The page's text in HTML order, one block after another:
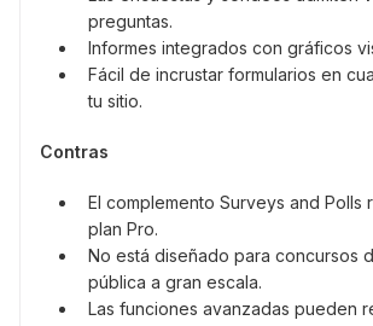
preguntas.
Informes integrados con gráficos
Fácil de incrustar formularios en
tu sitio.
Contras
El complemento Surveys and Polls
plan Pro.
No está diseñado para concursos
pública a gran escala.
Las funciones avanzadas pueden